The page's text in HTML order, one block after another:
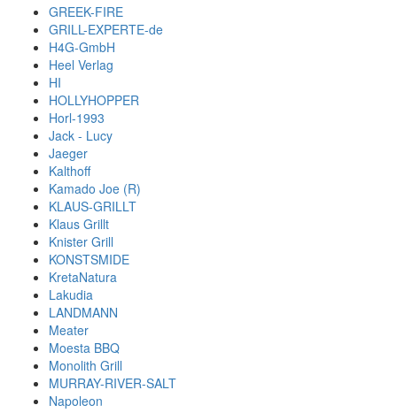
GREEK-FIRE
GRILL-EXPERTE-de
H4G-GmbH
Heel Verlag
HI
HOLLYHOPPER
Horl-1993
Jack - Lucy
Jaeger
Kalthoff
Kamado Joe (R)
KLAUS-GRILLT
Klaus Grillt
Knister Grill
KONSTSMIDE
KretaNatura
Lakudia
LANDMANN
Meater
Moesta BBQ
Monolith Grill
MURRAY-RIVER-SALT
Napoleon